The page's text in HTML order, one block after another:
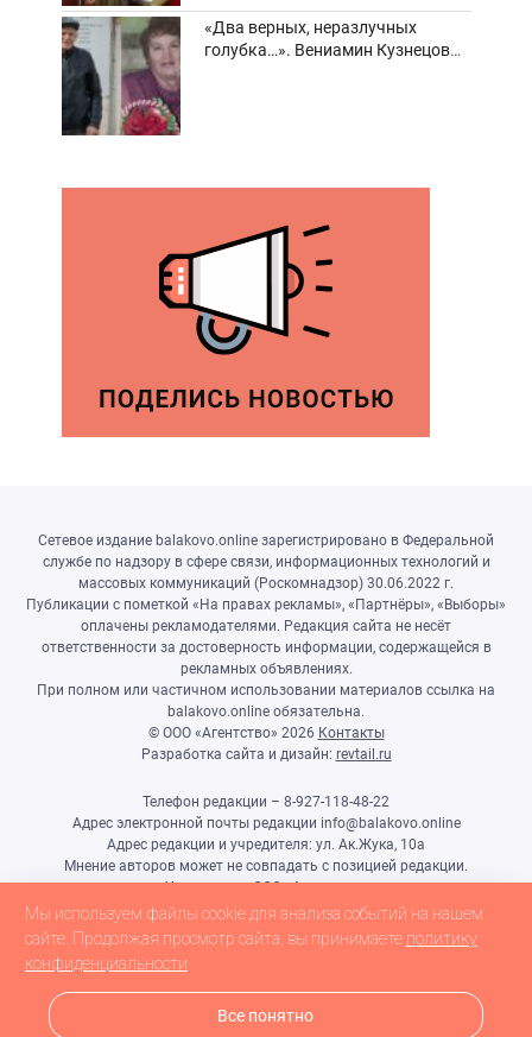
«Два верных, неразлучных
голубка…». Вениамин Кузнецов
Сетевое издание balakovo.online зарегистрировано в Федеральной
службе по надзору в сфере связи, информационных технологий и
массовых коммуникаций (Роскомнадзор) 30.06.2022 г.
Публикации с пометкой «На правах рекламы», «Партнёры», «Выборы»
оплачены рекламодателями. Редакция сайта не несёт
ответственности за достоверность информации, содержащейся в
рекламных объявлениях.
При полном или частичном использовании материалов ссылка на
balakovo.online обязательна.
© ООО «Агентство» 2026 Контакты
Разработка сайта и дизайн: revtail.ru
Телефон редакции – 8-927-118-48-22
Адрес электронной почты редакции info@balakovo.online
Адрес редакции и учредителя: ул. Ак.Жука, 10а
Мнение авторов может не совпадать с позицией редакции.
Учредитель: ООО «Агентство»
Гл.редактор Ивлиева Н.Н.
Настоящий ресурс может содержать материалы 18+
Мы используем файлы cookie для анализа событий на нашем
сайте. Продолжая просмотр сайта, вы принимаете политику
конфиденциальности
Все понятно